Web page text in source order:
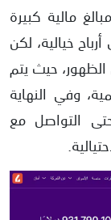
مالية كبيرة
خيالية، لكن
الظهور، حيث يتم
وفي النهاية
التواصل مع